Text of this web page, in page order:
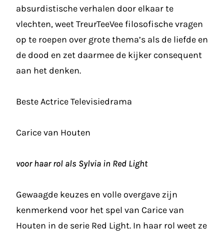
absurdistische verhalen door elkaar te
vlechten, weet TreurTeeVee filosofische vragen
op te roepen over grote thema’s als de liefde en
de dood en zet daarmee de kijker consequent
aan het denken.
Beste Actrice Televisiedrama
Carice van Houten
voor haar rol als Sylvia in Red Light
Gewaagde keuzes en volle overgave zijn
kenmerkend voor het spel van Carice van
Houten in de serie Red Light. In haar rol weet ze